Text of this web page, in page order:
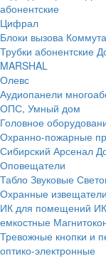
абонентские
Цифрал
Блоки вызова
Трубки абонентские
MARSHAL
Олевс
Аудиопанели
ОПС, Умный дом
Головное
Охранно-пожарные
Сибирский Арсенал
Оповещатели
Табло Звуковые
Охранные извещатели
ИК для помещений
емкостные
Тревожные кнопки и
оптико-электронные